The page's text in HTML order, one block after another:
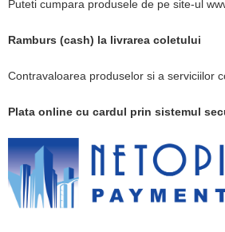
Puteti cumpara produsele de pe site-ul
Ramburs (cash) la livrarea coletului
Contravaloarea produselor si a serviciilor
Plata online cu cardul prin sistemul